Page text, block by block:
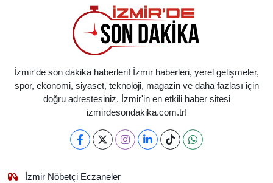
İzmir'de son dakika haberleri! İzmir haberleri, yerel gelişmeler,
spor, ekonomi, siyaset, teknoloji, magazin ve daha fazlası için
doğru adrestesiniz. İzmir'in en etkili haber sitesi
izmirdesondakika.com.tr!
İzmir Nöbetçi Eczaneler